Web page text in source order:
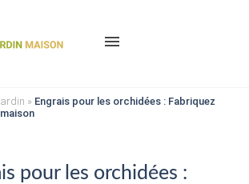
menu
» Engrais pour les orchidées : Fabriquez
pour les orchidées :